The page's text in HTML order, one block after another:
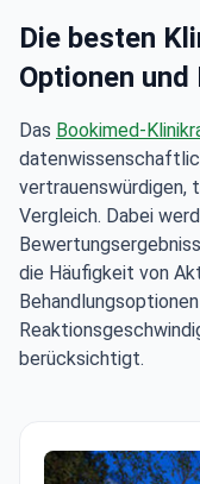
Die besten
Optionen und
Das Bookimed-
vertrauenswürdigen,
Vergleich. Dabei
die Häufigkeit von
berücksichtigt.